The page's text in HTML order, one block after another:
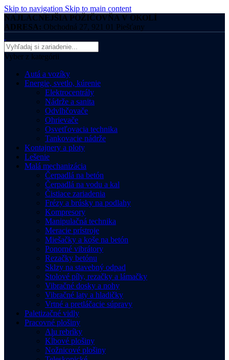
Skip to navigation Skip to main content
NAJLACNEJŠIA POŽIČOVŇA V OKOLÍ
ADRESA: Obchodná 27, 921 01 Piešťany
Vyber z kategórii
Autá a vozíky
Energie, svetlo, kúrenie
Elektrocentrály
Nádrže a sanita
Odvlhčovače
Ohrievače
Osvetľovacia technika
Tankovacie nádrže
Kontajnery a ploty
Lešenie
Malá mechanizácia
Čerpadlá na betón
Čerpadlá na vodu a kal
Čistiace zariadenia
Frézy a brúsky na podlahy
Kompresory
Manipulačná technika
Meracie prístroje
Miešačky a koše na betón
Ponorné vibrátory
Rezačky betónu
Sklzy na stavebný odpad
Stolové píly, rezačky a lámačky
Vibračné dosky a nohy
Vibračné laty a hladičky
Vrtné a pretláčacie súpravy
Paletizačné vidly
Pracovné plošiny
Alu rebríky
Kĺbové plošiny
Nožnicové plošiny